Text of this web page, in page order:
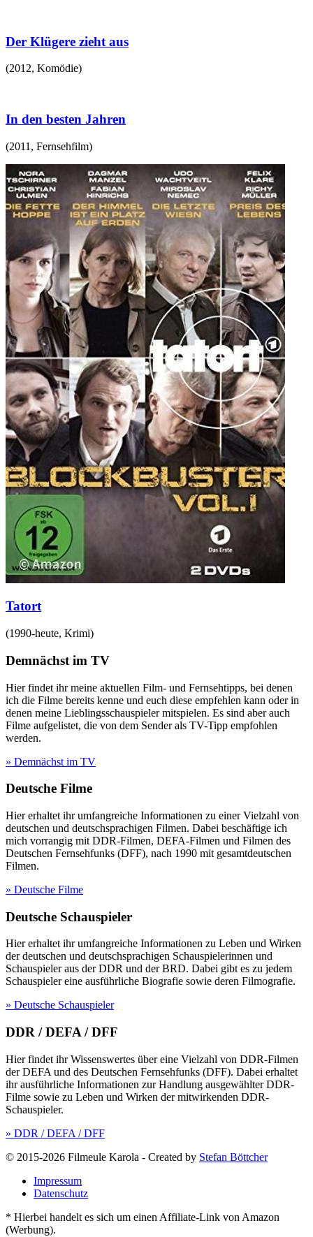
Der Klügere zieht aus
(2012, Komödie)
In den besten Jahren
(2011 , Fernsehfilm)
Tatort
(1990-heute, Krimi)
Demnächst im TV
Hier findet ihr meine aktuellen Film- und Fernsehtipps, bei denen
ich die Filme bereits kenne und euch diese empfehlen kann oder in
denen meine Lieblingsschauspieler mitspielen. Es sind aber auch
Filme aufgelistet, die von dem Sender als TV-Tipp empfohlen
werden.
» Demnächst im TV
Deutsche Filme
Hier erhaltet ihr umfangreiche Informationen zu einer Vielzahl von
deutschen und deutschsprachigen Filmen. Dabei beschäftige ich
mich vorrangig mit DDR-Filmen, DEFA-Filmen und Filmen des
Deutschen Fernsehfunks (DFF), nach 1990 mit gesamtdeutschen
Filmen.
» Deutsche Filme
Deutsche Schauspieler
Hier erhaltet ihr umfangreiche Informationen zu Leben und Wirken
der deutschen und deutschsprachigen Schauspielerinnen und
Schauspieler aus der DDR und der BRD. Dabei gibt es zu jedem
Schauspieler eine ausführliche Biografie sowie deren Filmografie.
» Deutsche Schauspieler
DDR / DEFA / DFF
Hier findet ihr Wissenswertes über eine Vielzahl von DDR-Filmen
der DEFA und des Deutschen Fernsehfunks (DFF). Dabei erhaltet
ihr ausführliche Informationen zur Handlung ausgewählter DDR-
Filme sowie zu Leben und Wirken der mitwirkenden DDR-
Schauspieler.
» DDR / DEFA / DFF
© 2015-2026 Filmeule Karola - Created by Stefan Böttcher
Impressum
Datenschutz
* Hierbei handelt es sich um einen Affiliate-Link von Amazon
(Werbung).